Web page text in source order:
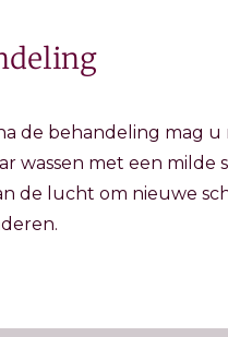
de behandeling mag
wassen met een milde
de lucht om nieuwe